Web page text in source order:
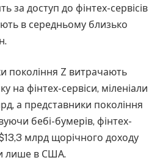
за доступ до фінтех-сервісів
в середньому близько
покоління Z витрачають
на фінтех-сервіси, міленіали
а представники покоління
бебі-бумерів, фінтех-
млрд щорічного доходу
лише в США.